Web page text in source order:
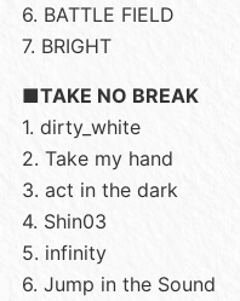
6. BATTLE FIELD
7. BRIGHT
■TAKE NO BREAK
1. dirty_white
2. Take my hand
3. act in the dark
4. Shin03
5. infinity
6. Jump in the Sound